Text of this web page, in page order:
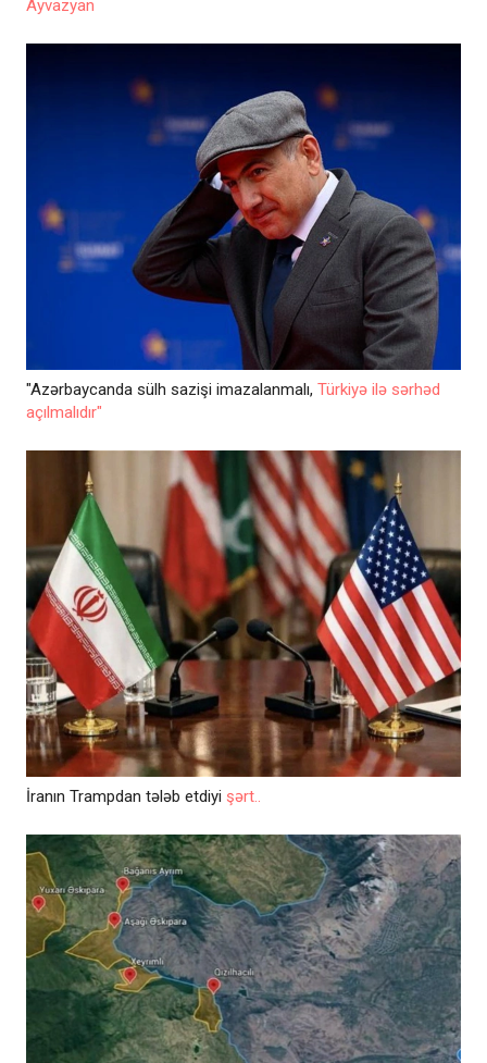
Ayvazyan
"Azərbaycanda sülh sazişi imazalanmalı, Türkiyə ilə sərhəd
açılmalıdır"
İranın Trampdan tələb etdiyi şərt..